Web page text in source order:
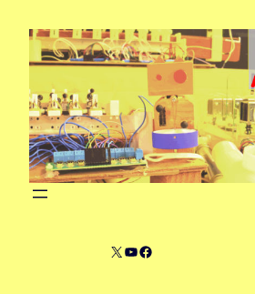
X YouTube
Facebook